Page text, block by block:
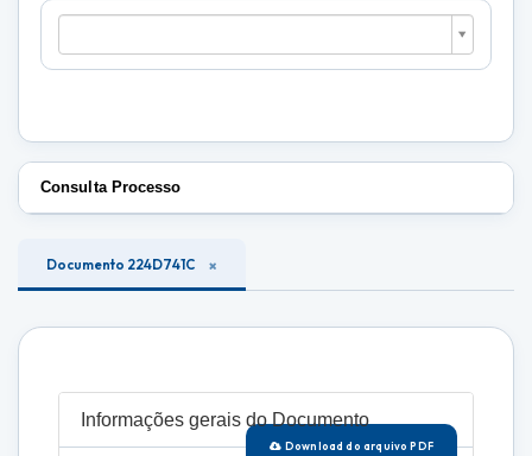
Atas
Sessões
Plenárias
Consulta Processo
Documento 224D741C
Informações gerais do Documento
Download do arquivo PDF